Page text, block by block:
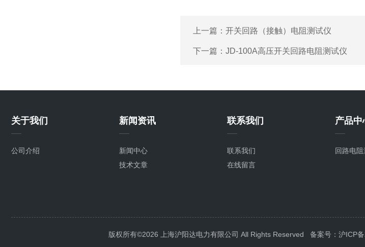
上一篇： 开关回路（接触）电阻测试仪
下一篇： JD-100A高压开关回路电阻测试仪
关于我们
公司介绍
新闻资讯
新闻中心
技术文章
联系我们
联系我们
在线留言
产品中
回路电
版权所有©2026 上海沪阳达电力有限公司 All Rights Reserved 备案号：沪ICP